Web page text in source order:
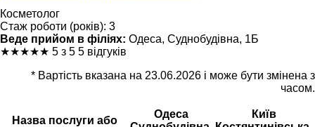
Косметолог
Стаж роботи (років): 3
Веде прийом в філіях: Одеса, Суднобудівна, 1Б
★★★★★ 5 з 5 5 відгуків
* Вартість вказана на 23.06.2026 і може бути змінена з
часом.
Назва послуги або
Одеса
Київ